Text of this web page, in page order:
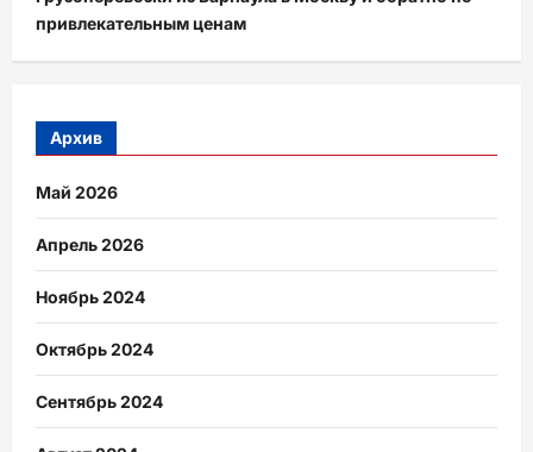
привлекательным ценам
Архив
Май 2026
Апрель 2026
Ноябрь 2024
Октябрь 2024
Сентябрь 2024